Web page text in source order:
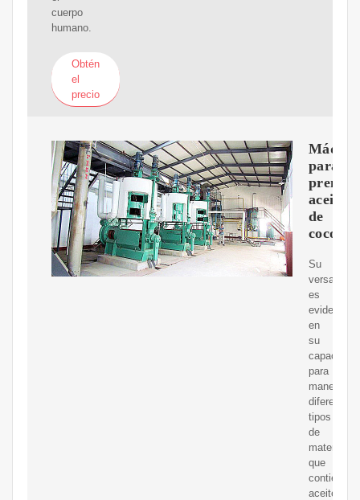
cuerpo
humano.
Obtén
el
precio
para
prensar
aceite
de
coco
Su
es
evidente
en
su
capacidad
para
manejar
diferentes
tipos
de
materiales
que
contienen
aceite,